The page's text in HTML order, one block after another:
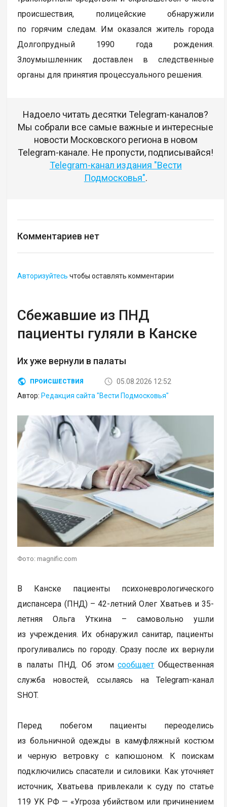
происшествия, полицейские обнаружили
по горячим следам. Им оказался житель города
Долгопрудный 1990 года рождения.
Злоумышленник доставлен в следственные
органы для принятия процессуального решения.
Надоело читать десятки Telegram-каналов?
Мы собрали все самые важные и интересные
новости Московского региона в новом
Telegram-канале. Не пропусти, подписывайся!
Telegram-канал издания "Вести
Подмосковья".
Комментариев нет
Авторизуйтесь чтобы оставлять комментарии
Сбежавшие из ПНД
пациенты гуляли в Канске
Их уже вернули в палаты
ПРОИСШЕСТВИЯ
05.08.2026 12:52
Автор: Редакция сайта "Вести Подмосковья"
Фото: magnific.com
В Канске пациенты психоневрологического
диспансера (ПНД) – 42-летний Олег Хватьев и 35-
летняя Ольга Уткина – самовольно ушли
из учреждения. Их обнаружил санитар, пациенты
прогуливались по городу. Сразу после их вернули
в палаты ПНД. Об этомсообщает Общественная
служба новостей, ссылаясь на Telegram-канал
SHOT.
Перед побегом пациенты переоделись
из больничной одежды в камуфляжный костюм
и черную ветровку с капюшоном. К поискам
подключились спасатели и силовики. Как уточняет
источник, Хватьева привлекали к суду по статье
119 УК РФ — «Угроза убийством или причинением